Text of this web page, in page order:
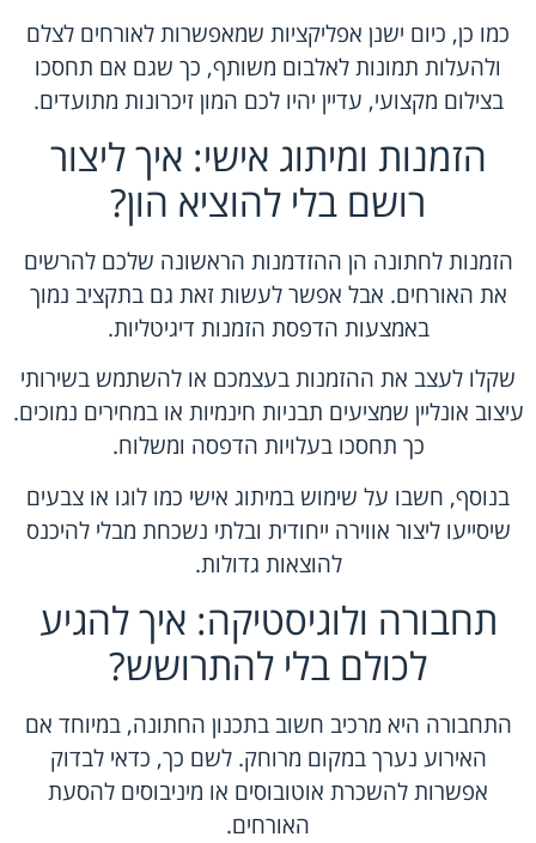
כמו כן, כיום ישנן אפליקציות שמאפשרות לאורחים לצלם
ולהעלות תמונות לאלבום משותף, כך שגם אם תחסכו
בצילום מקצועי, עדיין יהיו לכם המון זיכרונות מתועדים.
הזמנות ומיתוג אישי: איך ליצור
רושם בלי להוציא הון?
הזמנות לחתונה הן ההזדמנות הראשונה שלכם להרשים
את האורחים. אבל אפשר לעשות זאת גם בתקציב נמוך
באמצעות הדפסת הזמנות דיגיטליות.
שקלו לעצב את ההזמנות בעצמכם או להשתמש בשירותי
עיצוב אונליין שמציעים תבניות חינמיות או במחירים נמוכים.
כך תחסכו בעלויות הדפסה ומשלוח.
בנוסף, חשבו על שימוש במיתוג אישי כמו לוגו או צבעים
שיסייעו ליצור אווירה ייחודית ובלתי נשכחת מבלי להיכנס
להוצאות גדולות.
תחבורה ולוגיסטיקה: איך להגיע
לכולם בלי להתרושש?
התחבורה היא מרכיב חשוב בתכנון החתונה, במיוחד אם
האירוע נערך במקום מרוחק. לשם כך, כדאי לבדוק
אפשרות להשכרת אוטובוסים או מיניבוסים להסעת
האורחים.